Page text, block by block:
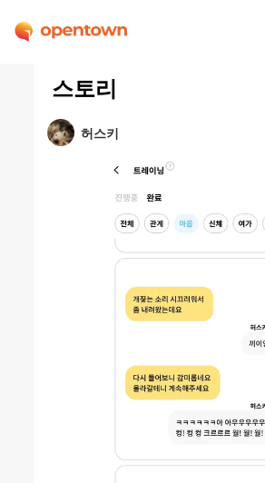
스토리
허스키